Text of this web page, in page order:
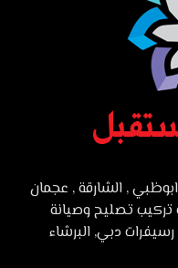
, الشارقة , عجمان
30% محلات تركيب تصليح وصيانة
دبي, البرشاء